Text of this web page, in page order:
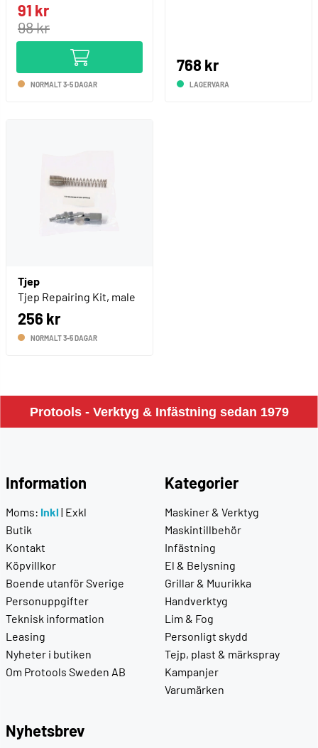
91 kr
98 kr
NORMALT 3-5 DAGAR
768 kr
LAGERVARA
Tjep
Tjep Repairing Kit, male
256 kr
NORMALT 3-5 DAGAR
Protools - Verktyg & Infästning sedan 1979
Information
Moms: Inkl | Exkl
Butik
Kontakt
Köpvillkor
Boende utanför Sverige
Personuppgifter
Teknisk information
Leasing
Nyheter i butiken
Om Protools Sweden AB
Kategorier
Maskiner & Verktyg
Maskintillbehör
Infästning
El & Belysning
Grillar & Muurikka
Handverktyg
Lim & Fog
Personligt skydd
Tejp, plast & märkspray
Kampanjer
Varumärken
Nyhetsbrev